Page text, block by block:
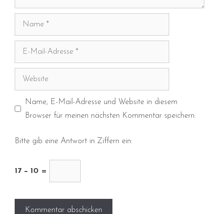
Name
Adresse
Website
Name, E-Mail-Adresse und Website in diesem
Browser für meinen nächsten Kommentar speichern.
Bitte gib eine Antwort in Ziffern ein:
17 − 10 =